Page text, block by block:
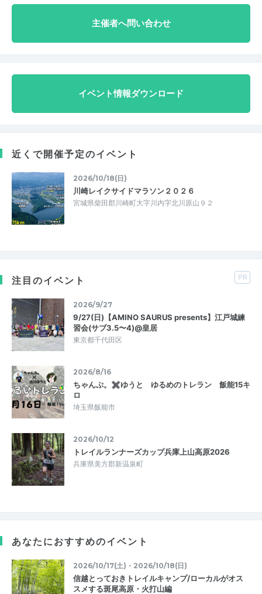
主催者へ問い合わせ
イベント情報ダウンロード
近くで開催予定のイベント
2026/10/18(日)
川崎レイクサイドマラソン２０２６
宮城県柴田郡川崎町大字川内字北川原山９２
注目のイベント PR
2026/9/27
9/27(日)【AMINO SAURUS presents】江戸城練
習会(サブ3.5〜4)@皇居
東京都千代田区
2026/8/16
ちゃんぷ。✖ゆうと ゆるめのトレラン 飯能15キ
ロ
埼玉県飯能市
2026/10/12
トレイルランナーズカップ兵庫上山高原2026
兵庫県美方郡新温泉町
あなたにおすすめのイベント
2026/10/17(土)・2026/10/18(日)
信越とっておきトレイルキャンプ/ローカルがオス
スメする斑尾高原・火打山編